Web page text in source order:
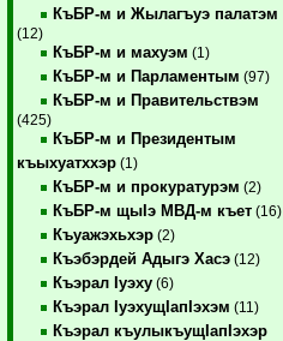
КъБР-м и Жылагъуэ палатэм
(12)
КъБР-м и махуэм (1)
КъБР-м и Парламентым (97)
КъБР-м и Правительствэм
(425)
КъБР-м и Президентым
къыхуатххэр (1)
КъБР-м и прокуратурэм (2)
КъБР-м щыIэ МВД-м къет (16)
Къуажэхьхэр (2)
Къэбэрдей Адыгэ Хасэ (12)
Къэрал Iуэху (6)
Къэрал IуэхущIапIэхэм (11)
Къэрал къулыкъущIапIэхэр